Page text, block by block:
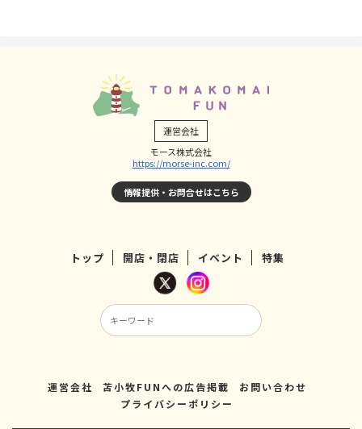
運営会社
モース株式会社
https://morse-inc.com/
情報提供・お問合せはこちら
トップ 開店・閉店 イベント 特集
運営会社 苫小牧FUNへの広告掲載
お問い合わせ
プライバシーポリシー